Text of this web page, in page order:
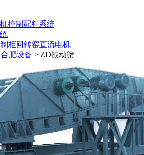
控制配料系统
柜回转窑直流电机
肥设备 > ZD振动筛